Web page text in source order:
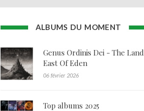
ALBUMS DU MOMENT
Genus Ordinis Dei - The Land
East Of Eden
06 février 2026
Top albums 2025